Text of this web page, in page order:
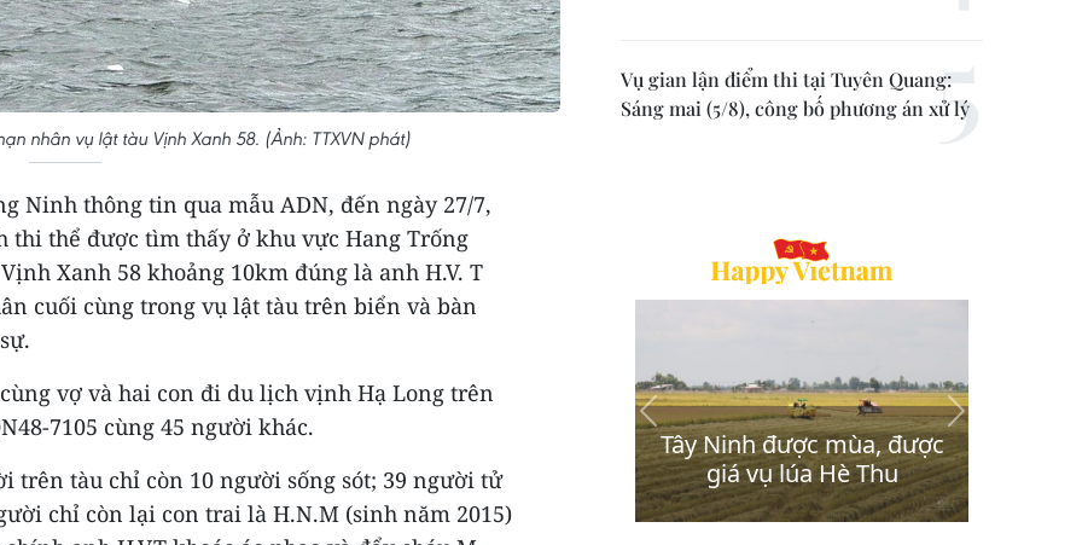
nhân vụ lật tàu Vịnh Xanh 58. (Ảnh: TTXVN phát)
Ninh thông tin qua mẫu ADN, đến ngày 27/7,
thi thể được tìm thấy ở khu vực Hang Trống
Xanh 58 khoảng 10km đúng là anh H.V. T
cuối cùng trong vụ lật tàu trên biển và bàn
vợ và hai con đi du lịch vịnh Hạ Long trên
7105 cùng 45 người khác.
trên tàu chỉ còn 10 người sống sót; 39 người tử
chỉ còn lại con trai là H.N.M (sinh năm 2015)
Vụ gian lận điểm thi tại Tuyên Quang:
Sáng mai (5/8), công bố phương án xử lý